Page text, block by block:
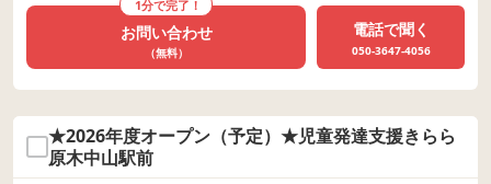
1分で完了！
お問い合わせ
（無料）
電話で聞く
050-3647-4056
★2026年度オープン（予定）★児童発達支援きらら
原木中山駅前